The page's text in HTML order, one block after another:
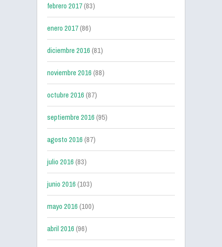
febrero 2017(83)
enero 2017(86)
diciembre 2016(81)
noviembre 2016(88)
octubre 2016(87)
septiembre 2016(95)
agosto 2016(87)
julio 2016(83)
junio 2016(103)
mayo 2016(100)
abril 2016(96)